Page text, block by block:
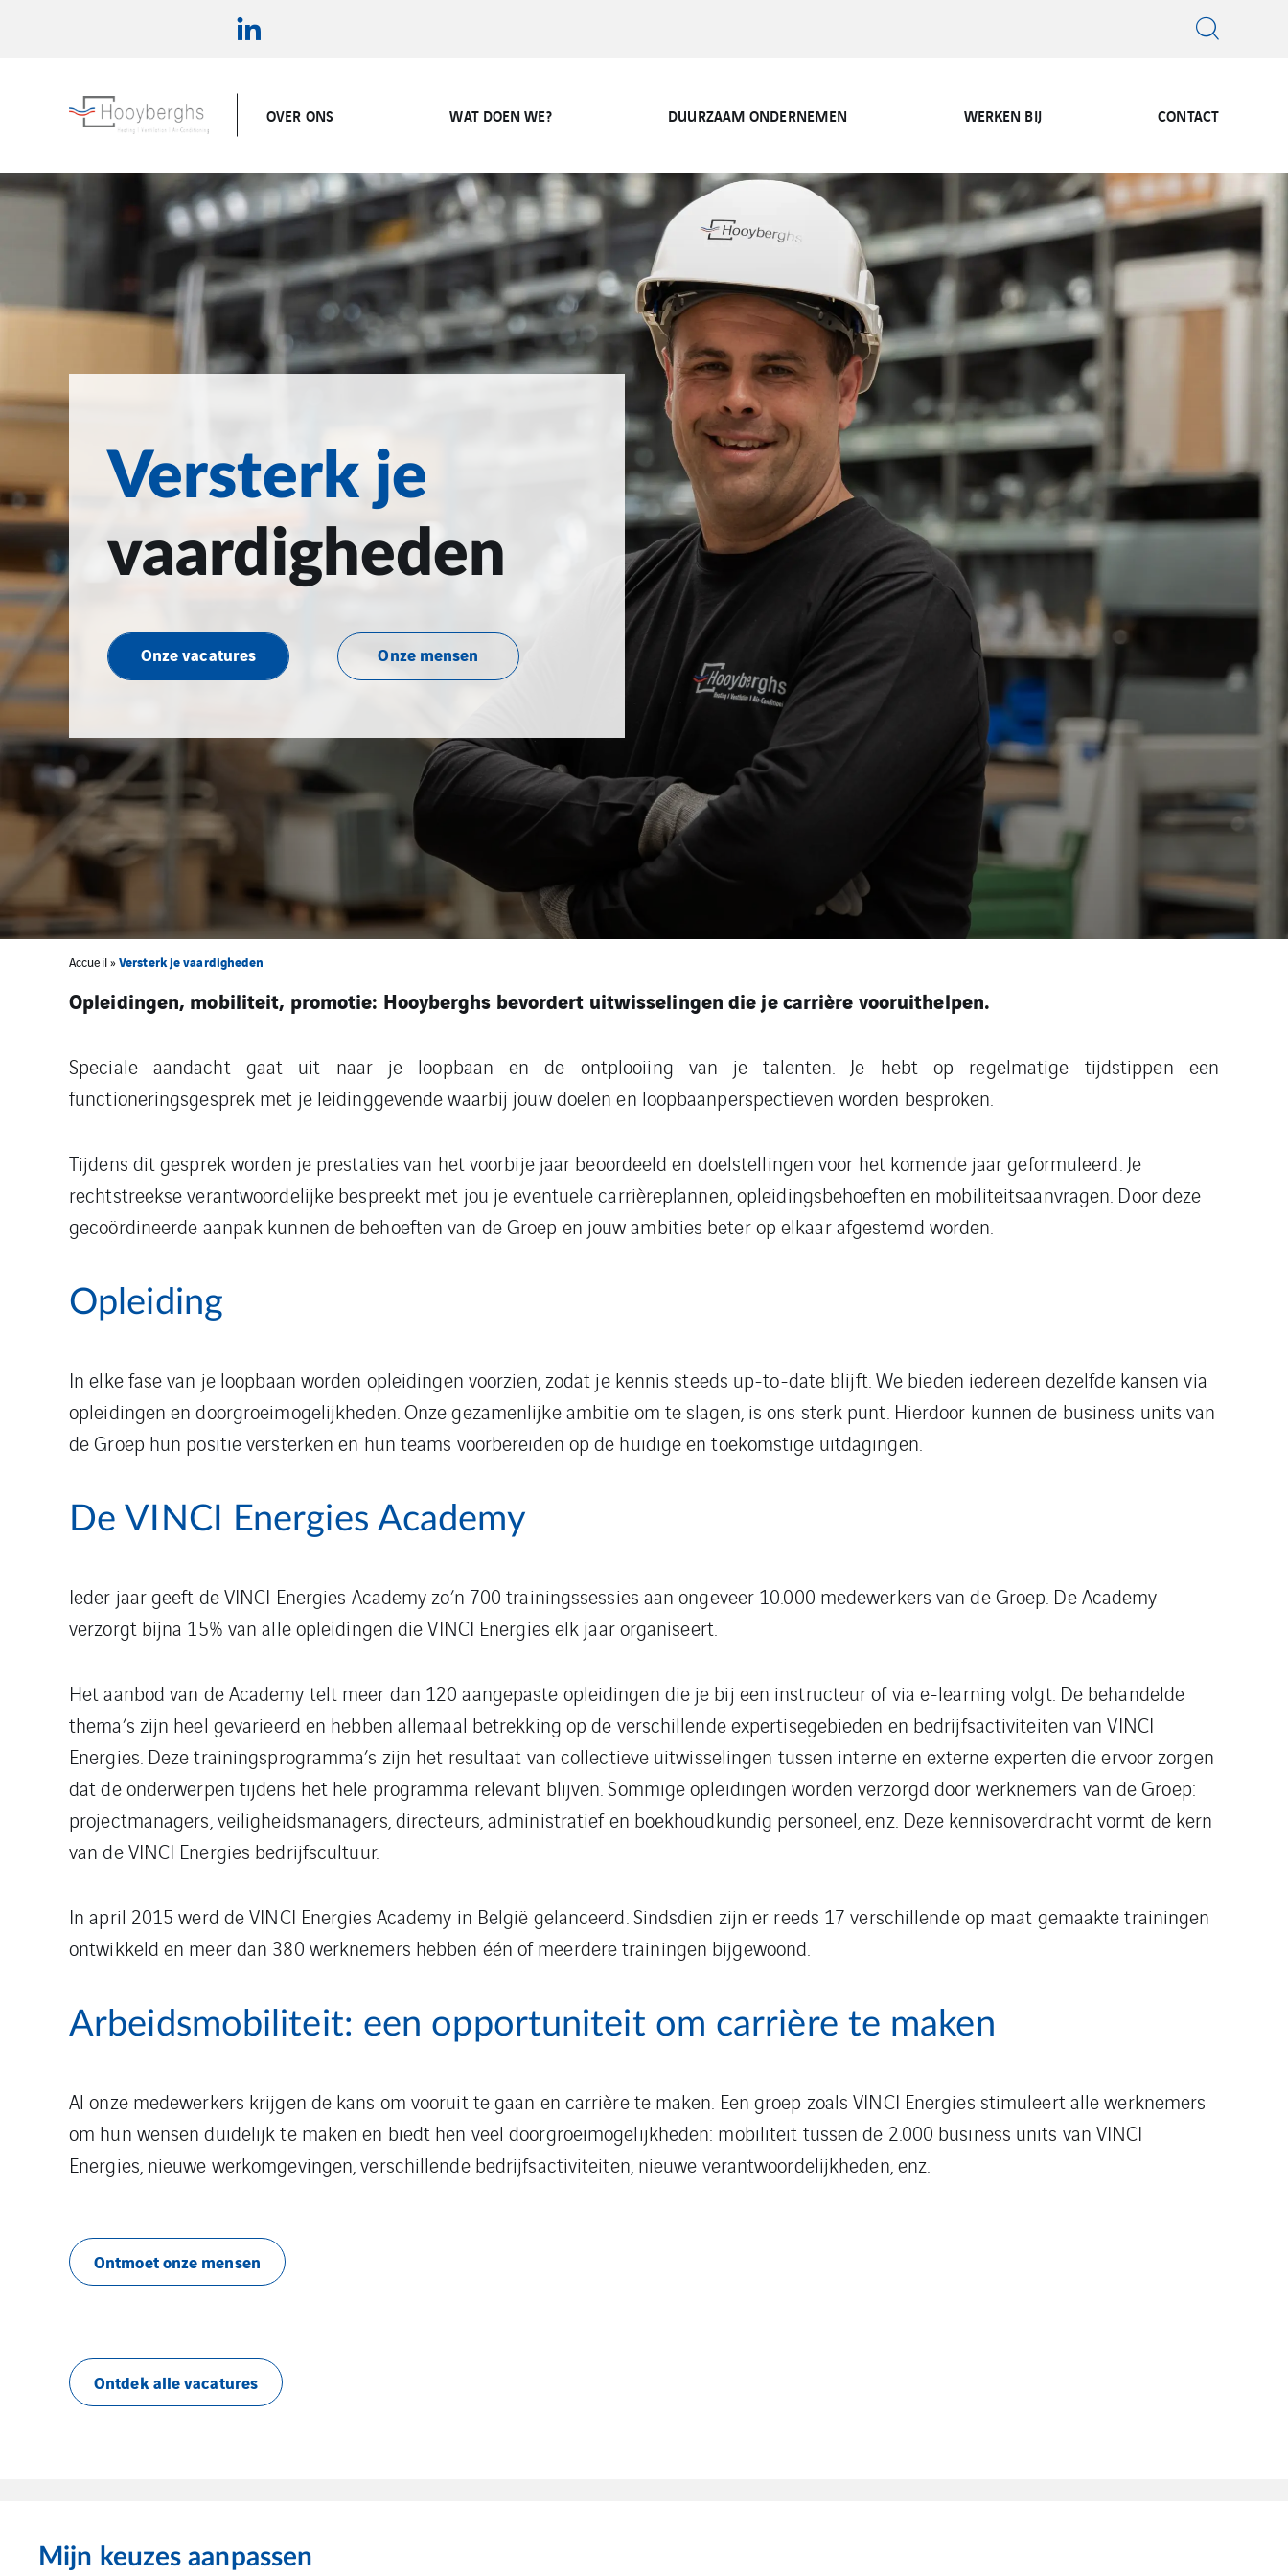
OVER ONS WAT DOEN WE? DUURZAAM ONDERNEMEN WERKEN BIJ CONTACT
Versterk je
vaardigheden
Onze vacatures Onze mensen
Accueil»Versterk je vaardigheden
Opleidingen, mobiliteit, promotie: Hooyberghs bevordert uitwisselingen die je carrière vooruithelpen.
Speciale aandacht gaat uit naar je loopbaan en de ontplooiing van je talenten. Je hebt op regelmatige tijdstippen een
functioneringsgesprek met je leidinggevende waarbij jouw doelen en loopbaanperspectieven worden besproken.
Tijdens dit gesprek worden je prestaties van het voorbije jaar beoordeeld en doelstellingen voor het komende jaar geformuleerd. Je
rechtstreekse verantwoordelijke bespreekt met jou je eventuele carrièreplannen, opleidingsbehoeften en mobiliteitsaanvragen. Door deze
gecoördineerde aanpak kunnen de behoeften van de Groep en jouw ambities beter op elkaar afgestemd worden.
Opleiding
In elke fase van je loopbaan worden opleidingen voorzien, zodat je kennis steeds up-to-date blijft. We bieden iedereen dezelfde kansen via
opleidingen en doorgroeimogelijkheden. Onze gezamenlijke ambitie om te slagen, is ons sterk punt. Hierdoor kunnen de business units van
de Groep hun positie versterken en hun teams voorbereiden op de huidige en toekomstige uitdagingen.
De VINCI Energies Academy
Ieder jaar geeft de VINCI Energies Academy zo’n 700 trainingssessies aan ongeveer 10.000 medewerkers van de Groep. De Academy
verzorgt bijna 15% van alle opleidingen die VINCI Energies elk jaar organiseert.
Het aanbod van de Academy telt meer dan 120 aangepaste opleidingen die je bij een instructeur of via e-learning volgt. De behandelde
thema’s zijn heel gevarieerd en hebben allemaal betrekking op de verschillende expertisegebieden en bedrijfsactiviteiten van VINCI
Energies. Deze trainingsprogramma’s zijn het resultaat van collectieve uitwisselingen tussen interne en externe experten die ervoor zorgen
dat de onderwerpen tijdens het hele programma relevant blijven. Sommige opleidingen worden verzorgd door werknemers van de Groep:
projectmanagers, veiligheidsmanagers, directeurs, administratief en boekhoudkundig personeel, enz. Deze kennisoverdracht vormt de kern
van de VINCI Energies bedrijfscultuur.
In april 2015 werd de VINCI Energies Academy in België gelanceerd. Sindsdien zijn er reeds 17 verschillende op maat gemaakte trainingen
ontwikkeld en meer dan 380 werknemers hebben één of meerdere trainingen bijgewoond.
Arbeidsmobiliteit: een opportuniteit om carrière te maken
Al onze medewerkers krijgen de kans om vooruit te gaan en carrière te maken. Een groep zoals VINCI Energies stimuleert alle werknemers
om hun wensen duidelijk te maken en biedt hen veel doorgroeimogelijkheden: mobiliteit tussen de 2.000 business units van VINCI
Energies, nieuwe werkomgevingen, verschillende bedrijfsactiviteiten, nieuwe verantwoordelijkheden, enz.
Ontmoet onze mensen
Ontdek alle vacatures
Mijn keuzes aanpassen